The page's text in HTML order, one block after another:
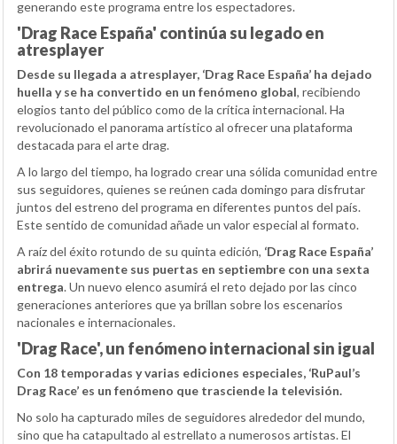
generando este programa entre los espectadores.
'Drag Race España' continúa su legado en
atresplayer
Desde su llegada a atresplayer, ‘Drag Race España’ ha dejado
huella y se ha convertido en un fenómeno global, recibiendo
elogios tanto del público como de la crítica internacional. Ha
revolucionado el panorama artístico al ofrecer una plataforma
destacada para el arte drag.
A lo largo del tiempo, ha logrado crear una sólida comunidad entre
sus seguidores, quienes se reúnen cada domingo para disfrutar
juntos del estreno del programa en diferentes puntos del país.
Este sentido de comunidad añade un valor especial al formato.
A raíz del éxito rotundo de su quinta edición, ‘Drag Race España’
abrirá nuevamente sus puertas en septiembre con una sexta
entrega. Un nuevo elenco asumirá el reto dejado por las cinco
generaciones anteriores que ya brillan sobre los escenarios
nacionales e internacionales.
'Drag Race', un fenómeno internacional sin igual
Con 18 temporadas y varias ediciones especiales, ‘RuPaul’s
Drag Race’ es un fenómeno que trasciende la televisión.
No solo ha capturado miles de seguidores alrededor del mundo,
sino que ha catapultado al estrellato a numerosos artistas. El